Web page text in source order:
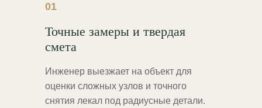
01
Точные замеры и твердая
смета
Инженер выезжает на объект для
оценки сложных узлов и точного
снятия лекал под радиусные детали.